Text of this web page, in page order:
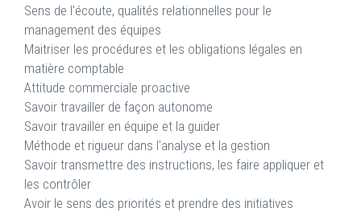
Sens de l'écoute, qualités relationnelles pour le
management des équipes
Maitriser les procédures et les obligations légales en
matière comptable
Attitude commerciale proactive
Savoir travailler de façon autonome
Savoir travailler en équipe et la guider
Méthode et rigueur dans l'analyse et la gestion
Savoir transmettre des instructions, les faire appliquer et
les contrôler
Avoir le sens des priorités et prendre des initiatives